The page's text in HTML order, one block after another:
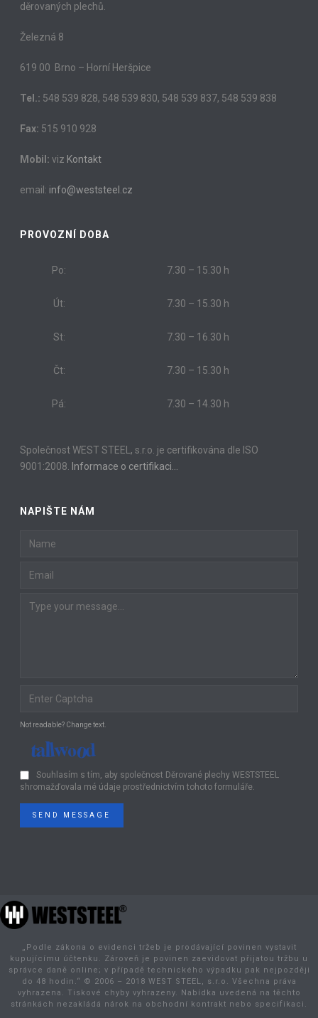
děrovaných plechů.
Železná 8
619 00 Brno – Horní Heršpice
Tel.: 548 539 828, 548 539 830, 548 539 837, 548 539 838
Fax: 515 910 928
Mobil: viz Kontakt
email: info@weststeel.cz
PROVOZNÍ DOBA
Po: 7.30 – 15.30 h
Út: 7.30 – 15.30 h
St: 7.30 – 16.30 h
Čt: 7.30 – 15.30 h
Pá: 7.30 – 14.30 h
Společnost WEST STEEL, s.r.o. je certifikována dle ISO
9001:2008.
Informace o certifikaci…
NAPIŠTE NÁM
Not readable? Change text.
Souhlasím s tím, aby společnost Děrované plechy WESTSTEEL
shromažďovala mé údaje prostřednictvím tohoto formuláře.
SEND MESSAGE
„Podle zákona o evidenci tržeb je prodávající povinen vystavit
kupujícímu účtenku. Zároveň je povinen zaevidovat přijatou tržbu u
správce daně online; v případě technického výpadku pak nejpozději
do 48 hodin.“ © 2006 – 2018 WEST STEEL, s.r.o. Všechna práva
vyhrazena. Tiskové chyby vyhrazeny. Nabídka uvedená na těchto
stránkách nezakládá nárok na obchodní kontrakt nebo specifikaci.